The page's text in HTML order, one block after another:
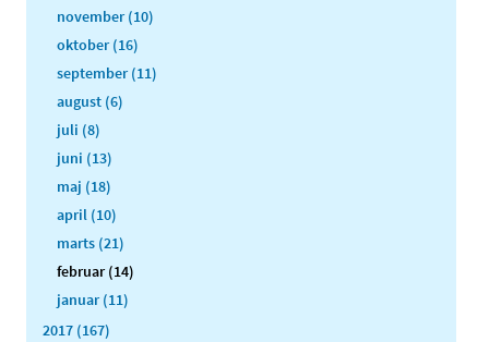
november (10)
oktober (16)
september (11)
august (6)
juli (8)
juni (13)
maj (18)
april (10)
marts (21)
februar (14)
januar (11)
2017 (167)